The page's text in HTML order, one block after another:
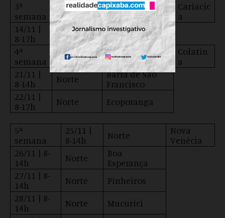
3ª
semana
12-13/11 |
8-17h
Metropolitana
Cariacic
a
14/11 |
8-17h
Metropoli
tana
Vila Velha
4ª
semana
19-20/11 |
8-14h
Central
Colatin
a
21/11 |
8-14h
Norte
Barra de São
Francisco
22/11 |
8-17h
Norte Ecoporanga
5ª
semana
25/11 |
8-14h
Norte
Nova
Venécia
26/11 | 8-
14h
Norte
Boa
Esperança
27/11 | 8-
14h
Norte
Pinheiros
28/11 | 8-
14h
Norte
Mucurici